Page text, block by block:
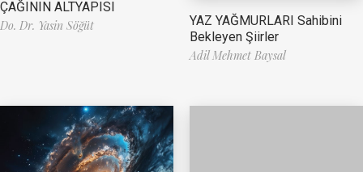
ÇAĞININ ALTYAPISI
Do. Dr. Yasin Söğüt
YAZ YAĞMURLARI Sahibini
Bekleyen Şiirler
Adil Mehmet Baysal